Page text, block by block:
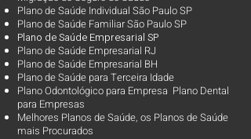
Plano de Saúde Individual São Paulo SP
Plano de Saúde Familiar São Paulo SP
Plano de Saúde Empresarial SP
Plano de Saúde Empresarial RJ
Plano de Saúde Empresarial BH
Plano de Saúde para Terceira Idade
Plano Odontológico para Empresa Plano Dental
para Empresas
Melhores Planos de Saúde, os Planos de Saúde
mais Procurados​